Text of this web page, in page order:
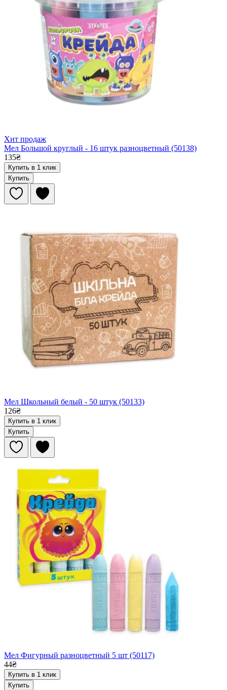
Хит продаж
Мел Большой круглый - 16 штук разноцветный (50138)
135₴
Купить в 1 клик
Купить
Мел Школьный белый - 50 штук (50133)
126₴
Купить в 1 клик
Купить
Мел Фигурный разноцветный 5 шт (50117)
44₴
Купить в 1 клик
Купить